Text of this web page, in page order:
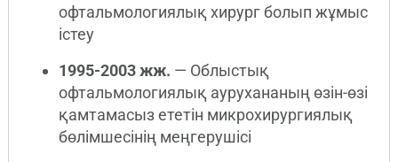
офтальмологиялық хирург болып жұмыс
істеу
1995-2003 жж. — Облыстық
офтальмологиялық аурухананың өзін-өзі
қамтамасыз ететін микрохирургиялық
бөлімшесінің меңгерушісі